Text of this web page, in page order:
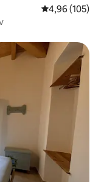
Keskmine
4,96 (105)